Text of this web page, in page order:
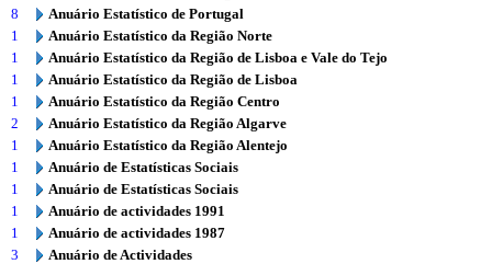
8
Anuário Estatístico de Portugal
1
Anuário Estatístico da Região Norte
1
Anuário Estatístico da Região de Lisboa e Vale do Tejo
1
Anuário Estatístico da Região de Lisboa
1
Anuário Estatístico da Região Centro
2
Anuário Estatístico da Região Algarve
1
Anuário Estatístico da Região Alentejo
1
Anuário de Estatísticas Sociais
1
Anuário de Estatísticas Sociais
1
Anuário de actividades 1991
1
Anuário de actividades 1987
3
Anuário de Actividades